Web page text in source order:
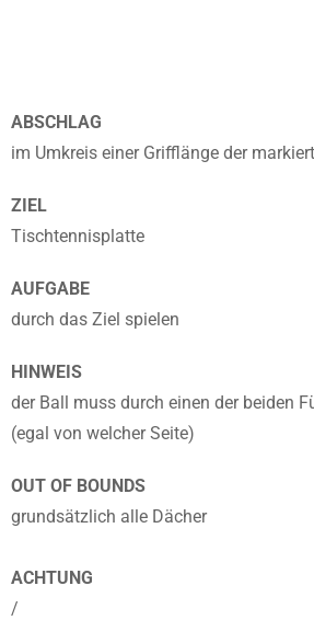
ABSCHLAG
im Umkreis einer Grifflänge der
ZIEL
Tischtennisplatte
AUFGABE
durch das Ziel spielen
HINWEIS
der Ball muss durch einen der beiden
(egal von welcher Seite)
OUT OF BOUNDS
grundsätzlich alle Dächer
ACHTUNG
/